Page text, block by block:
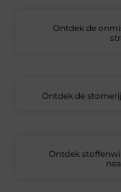
Ontdek de
Ontdek de
Ontdek